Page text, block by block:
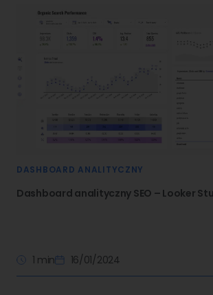
DASHBOARD ANALITYCZNY
Dashboard analityczny SEO – Looker
1 min 16/01/2024